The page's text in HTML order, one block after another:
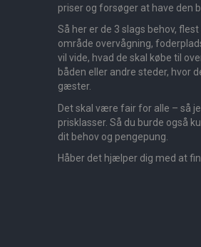
priser og forsøger at have den
Så her er de 3 slags behov,
område overvågning,
vil vide, hvad de skal købe til
båden eller andre steder, hvor
gæster.
Det skal være fair for alle – så
prisklasser. Så du burde også
dit behov og pengepung.
Håber det hjælper dig med at